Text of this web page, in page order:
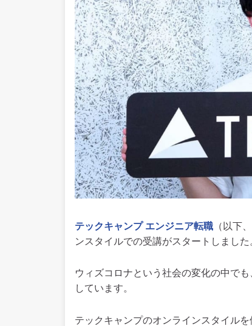
テックキャンプ エンジニア転職 （以下
ンスタイルでの受講がスタートしました
ウィズコロナという社会の変化の中で
しています。
テックキャンプのオンラインスタイル